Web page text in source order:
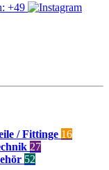
/ Fittinge 16
27
52